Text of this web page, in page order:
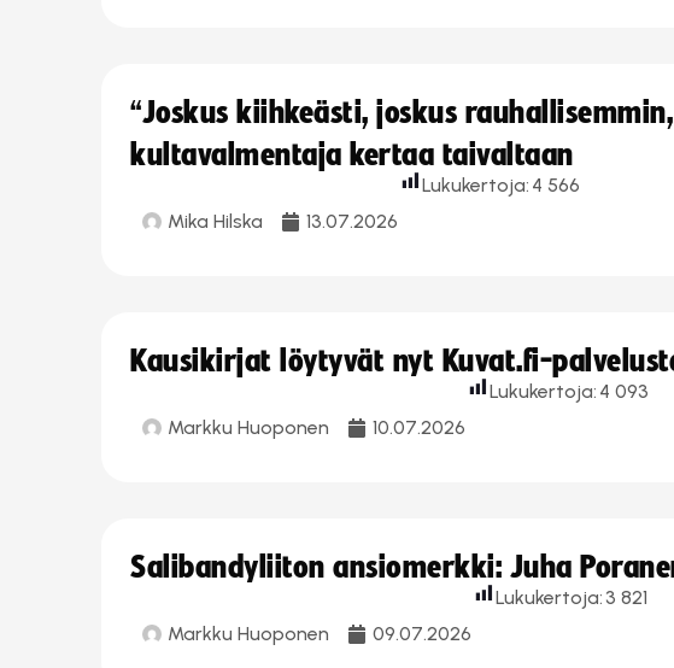
“Joskus kiihkeästi, joskus
kultavalmentaja kertaa taivaltaan
Mika Hilska 13.07.2026
Lukukertoja: 4 566
Kausikirjat löytyvät nyt Kuvat.fi-
Markku Huoponen 10.07.2026
Lukukertoja: 4 093
Salibandyliiton ansiomerkki: Juha
Markku Huoponen 09.07.2026
Lukukertoja: 3 821